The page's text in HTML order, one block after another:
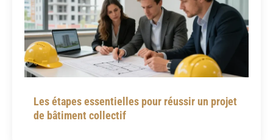
Les étapes essentielles pour réussir un projet
de bâtiment collectif